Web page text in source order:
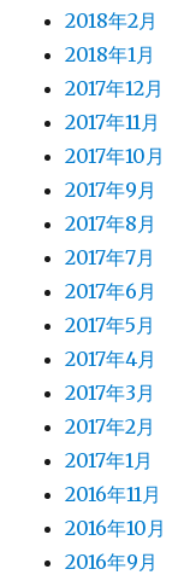
2018年2月
2018年1月
2017年12月
2017年11月
2017年10月
2017年9月
2017年8月
2017年7月
2017年6月
2017年5月
2017年4月
2017年3月
2017年2月
2017年1月
2016年11月
2016年10月
2016年9月